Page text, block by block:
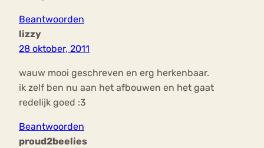
Beantwoorden
lizzy
28 oktober, 2011
wauw mooi geschreven en erg herkenbaar.
ik zelf ben nu aan het afbouwen en het gaat
redelijk goed :3
Beantwoorden
proud2beelies